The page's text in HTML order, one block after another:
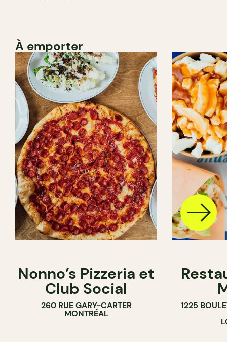
À emporter
Nonno’s Pizzeria et
Club Social
260 RUE GARY-CARTER
MONTRÉAL
1225